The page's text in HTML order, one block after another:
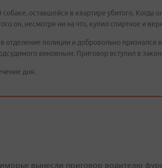
оставшейся в квартире убитого. Когда
он, несмотря ни на что, купил спиртное и
отделение полиции и добровольно признался
виновным. Приговор вступил в
дня.
вынесли приговор водителю